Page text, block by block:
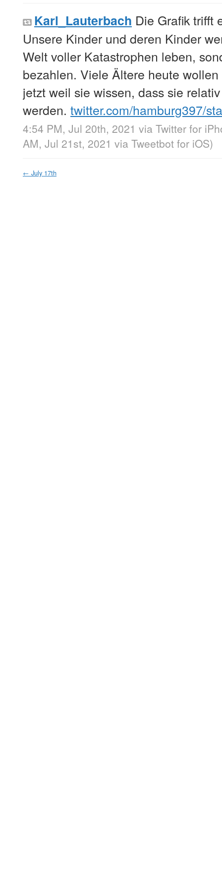
Karl_Lauterbach Die Grafik trifft
Unsere Kinder und deren Kinder
Welt voller Katastrophen leben,
bezahlen. Viele Ältere heute
jetzt weil sie wissen, dass sie
werden. twitter.com/hamburg397/
4:54 PM, Jul 20th, 2021 via Twitter for
AM, Jul 21st, 2021 via Tweetbot for iΟS)
← July 17th